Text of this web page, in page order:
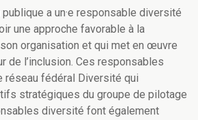
a un·e responsable diversité
une approche favorable à la
organisation et qui met en œuvre
de l’inclusion. Ces responsables
réseau fédéral Diversité qui
stratégiques du groupe de pilotage
diversité font également